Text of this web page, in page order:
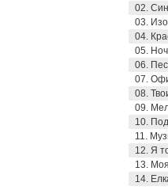
02.
03.
04.
05.
06.
07.
08.
09.
10.
11.
12. Я
13.
14.